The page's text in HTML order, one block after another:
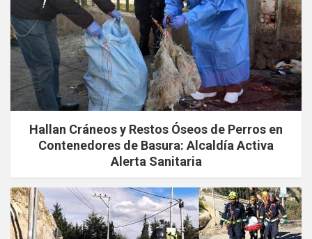
Hallan Cráneos y Restos Óseos de Perros en
Contenedores de Basura: Alcaldía Activa
Alerta Sanitaria